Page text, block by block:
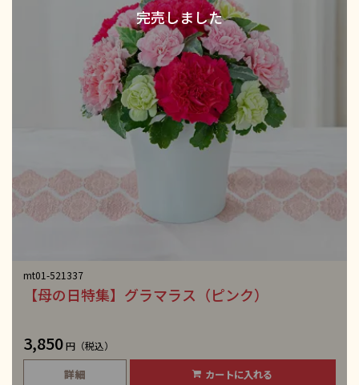
mt01-521337
【母の日特集】グラマラス（ピンク）
3,850円（税込）
詳細 カートに入れる